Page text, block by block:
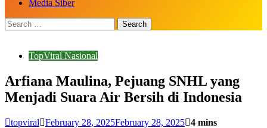
Media Siber
TopViral Nasional
Arfiana Maulina, Pejuang SNHL yang
Menjadi Suara Air Bersih di Indonesia
topviral February 28, 2025February 28, 2025 4 mins